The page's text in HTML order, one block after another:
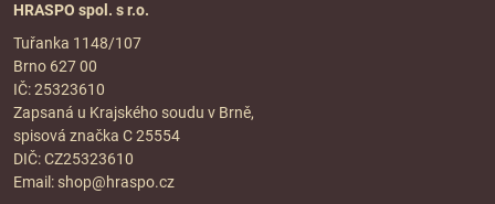
HRASPO spol. s r.o.
Tuřanka 1148/107
Brno 627 00
IČ: 25323610
Zapsaná u Krajského soudu v Brně,
spisová značka C 25554
DIČ: CZ25323610
Email: shop@hraspo.cz